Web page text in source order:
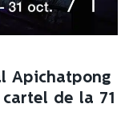
Apichatpong
de la 71